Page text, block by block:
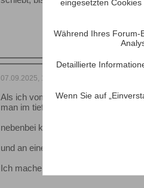
07.09.2025, 10:40
Als ich vom dsp gesprochen habe,
man im tiefbass reinbuttert.
nebenbei kann man natürlich am
und an einen miniDSP habe ich
Ich mache das mittlerweile mit dem
eingesetzten
Während Ihres Forum-
Detaillierte
Wenn Sie auf